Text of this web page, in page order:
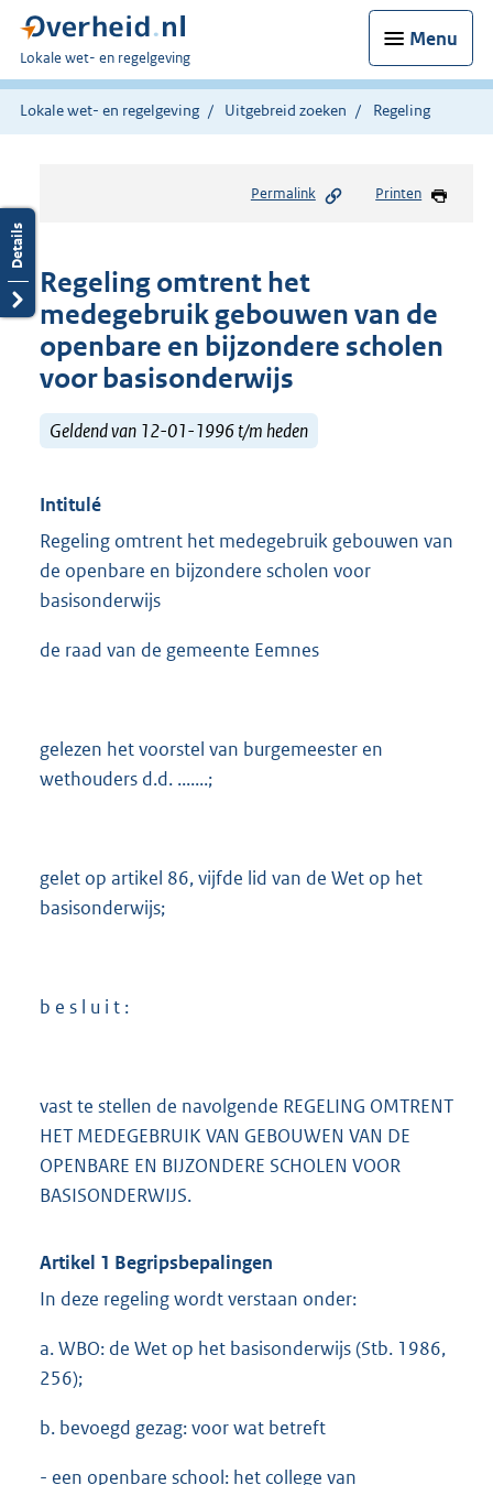
Menu
U
bent
hier:
Lokale wet- en regelgeving
Lokale wet- en regelgeving Uitgebreid zoeken Regeling
Permalink Printen
Regeling omtrent het
medegebruik gebouwen van de
openbare en bijzondere scholen
voor basisonderwijs
Geldend van 12-01-1996 t/m heden
Intitulé
Regeling omtrent het medegebruik gebouwen van
de openbare en bijzondere scholen voor
basisonderwijs
de raad van de gemeente Eemnes
gelezen het voorstel van burgemeester en
wethouders d.d. .......;
gelet op artikel 86, vijfde lid van de Wet op het
basisonderwijs;
b e s l u i t :
vast te stellen de navolgende REGELING OMTRENT
HET MEDEGEBRUIK VAN GEBOUWEN VAN DE
OPENBARE EN BIJZONDERE SCHOLEN VOOR
BASISONDERWIJS.
Artikel 1 Begripsbepalingen
In deze regeling wordt verstaan onder:
a. WBO: de Wet op het basisonderwijs (Stb. 1986,
256);
b. bevoegd gezag: voor wat betreft
- een openbare school: het college van